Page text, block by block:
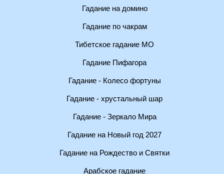
Гадание на домино
Гадание по чакрам
Тибетское гадание МО
Гадание Пифагора
Гадание - Колесо фортуны
Гадание - хрустальный шар
Гадание - Зеркало Мира
Гадание на Новый год 2027
Гадание на Рождество и Святки
Арабское гадание